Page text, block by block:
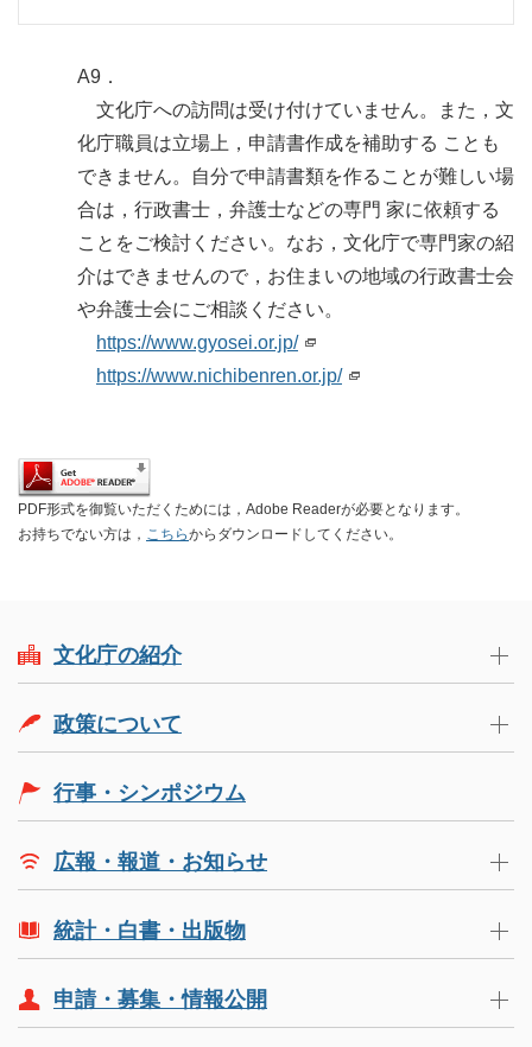
A9．
文化庁への訪問は受け付けていません。また，文
化庁職員は立場上，申請書作成を補助する ことも
できません。自分で申請書類を作ることが難しい場
合は，行政書士，弁護士などの専門 家に依頼する
ことをご検討ください。なお，文化庁で専門家の紹
介はできませんので，お住まいの地域の行政書士会
や弁護士会にご相談ください。
https://www.gyosei.or.jp/
https://www.nichibenren.or.jp/
PDF形式を御覧いただくためには，Adobe Readerが必要となります。
お持ちでない方は， こちらからダウンロードしてください。
文化庁の紹介
政策について
行事・シンポジウム
広報・報道・お知らせ
統計・白書・出版物
申請・募集・情報公開